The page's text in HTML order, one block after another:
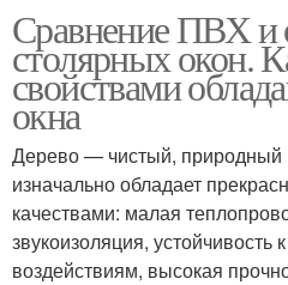
Сравнение ПВХ
столярных окон.
свойствами
окна
Дерево — чистый, природный
изначально обладает
качествами: малая
звукоизоляция, устойчивость
воздействиям, высокая